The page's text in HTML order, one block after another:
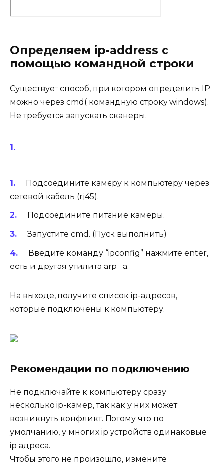
Определяем ip-address с
помощью командной строки
Существует способ, при котором определить IP
можно через cmd( командную строку windows).
Не требуется запускать сканеры.
Подсоедините камеру к компьютеру через
сетевой кабель (rj45).
Подсоедините питание камеры.
Запустите cmd. (Пуск выполнить).
Введите команду “ipconfig” нажмите enter,
есть и другая утилита arp –a.
На выходе, получите список ip-адресов,
которые подключены к компьютеру.
Рекомендации по подключению
Не подключайте к компьютеру сразу
несколько ip-камер, так как у них может
возникнуть конфликт. Потому что по
умолчанию, у многих ip устройств одинаковые
ip адреса.
Чтобы этого не произошло, измените